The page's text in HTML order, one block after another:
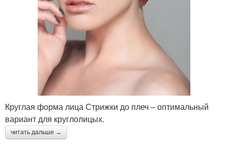
Круглая форма лица Стрижки до плеч – оптимальный
вариант для круглолицых.
читать дальше →